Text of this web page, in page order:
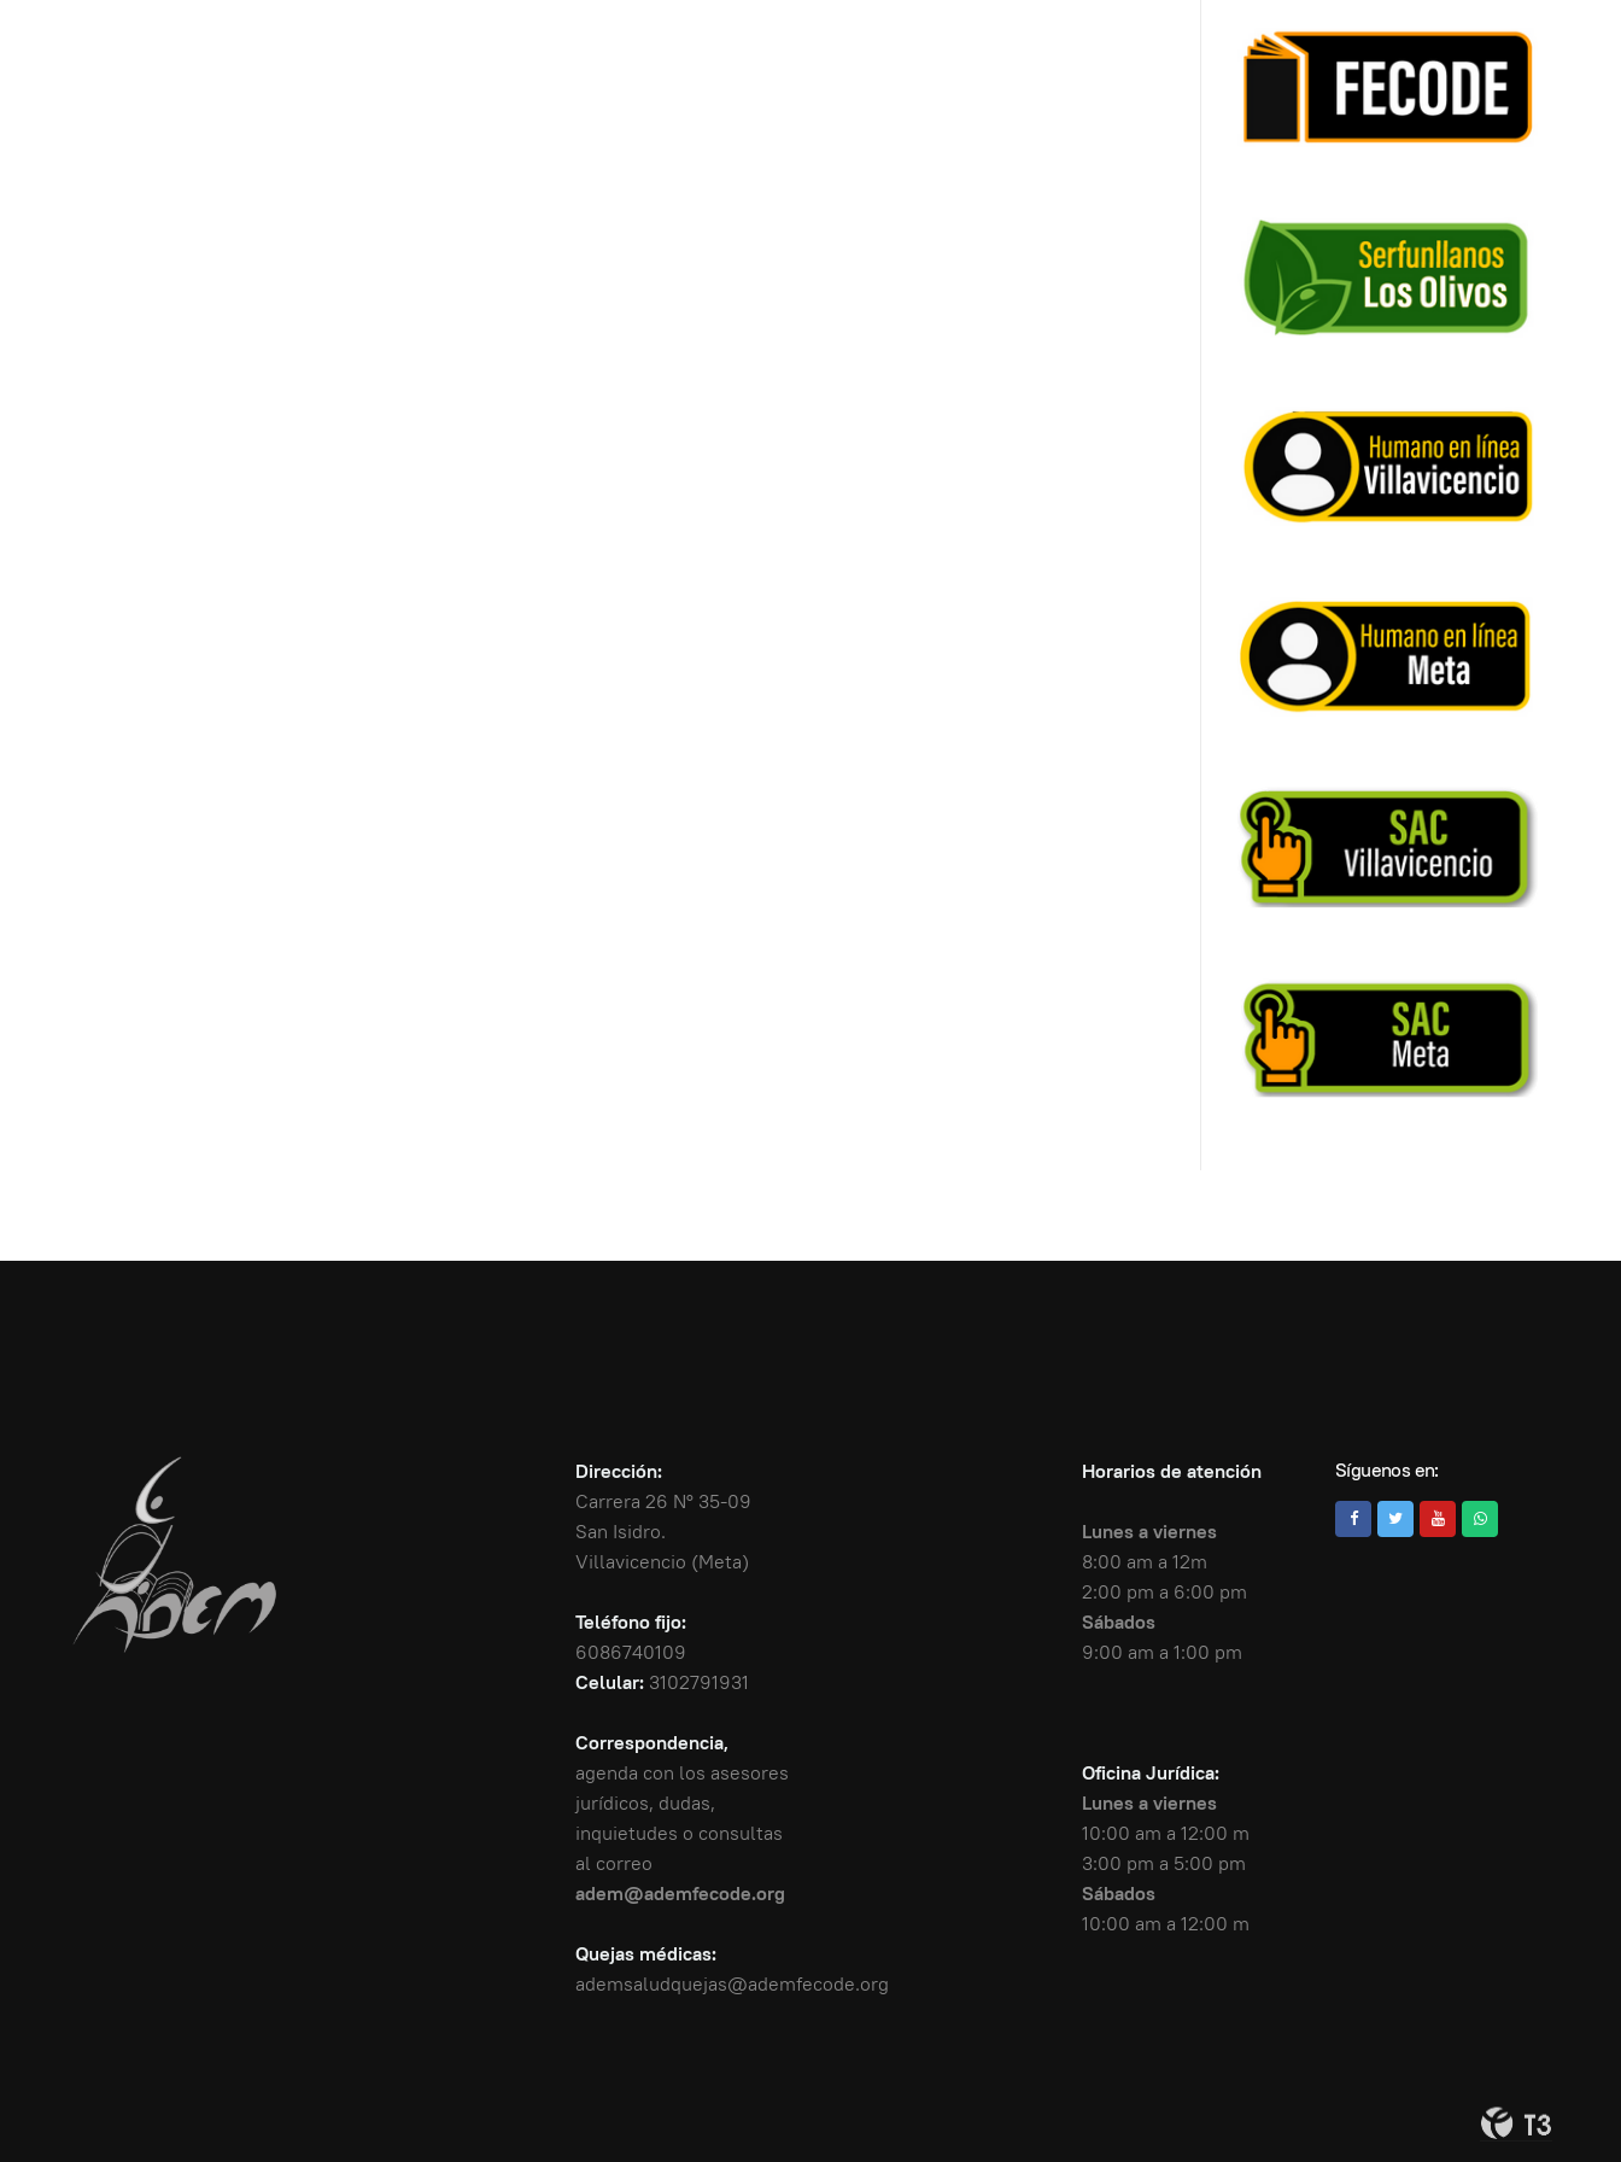
Dirección:
Carrera 26 N° 35-09
San Isidro.
Villavicencio (Meta)
Teléfono fijo:
6086740109
Celular: 3102791931
Correspondencia,
agenda con los asesores
jurídicos, dudas,
inquietudes o consultas
al correo
adem@ademfecode.org
Quejas médicas:
ademsaludquejas@ademfecode.org
Horarios de atención
Lunes a viernes
8:00 am a 12m
2:00 pm a 6:00 pm
Sábados
9:00 am a 1:00 pm
Oficina Jurídica:
Lunes a viernes
10:00 am a 12:00 m
3:00 pm a 5:00 pm
Sábados
10:00 am a 12:00 m
Síguenos en: